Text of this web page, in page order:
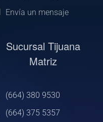
Envía un mensaje
Sucursal Tijuana
Matriz
(664) 380 9530
(664) 375 5357